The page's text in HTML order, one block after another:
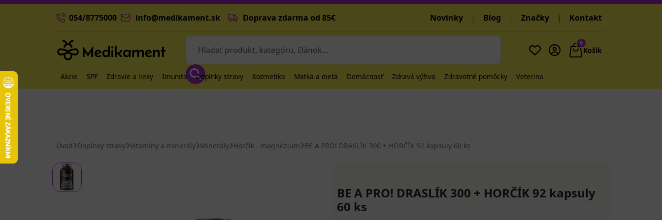
054/8775000 info@medikament.sk Doprava zdarma od 85€ Novinky | Blog | Značky | Kontakt
0
Košík
Akcie SPF Zdravie a lieky Imunita Doplnky stravy Kozmetika Matka a dieťa Domácnosť Zdravá výživa Zdravotné pomôcky Veterina
Úvod Doplnky stravy Vitamíny a minerály Minerály Horčík - magnézium BE A PRO! DRASLÍK 300 + HORČÍK 92 kapsuly 60 ks
BE A PRO! DRASLÍK 300 + HORČÍK 92 kapsuly
60 ks